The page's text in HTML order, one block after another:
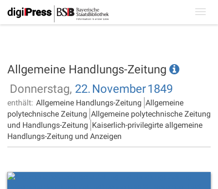
Allgemeine Handlungs-Zeitung
Donnerstag, 22. November1849
enthält: Allgemeine Handlungs-Zeitung Allgemeine
polytechnische Zeitung Allgemeine polytechnische Zeitung
und Handlungs-Zeitung Kaiserlich-privilegirte allgemeine
Handlungs-Zeitung und Anzeigen